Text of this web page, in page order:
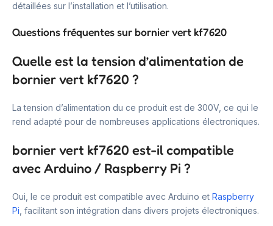
détaillées sur l’installation et l’utilisation.
Questions fréquentes sur bornier vert kf7620
Quelle est la tension d’alimentation de
bornier vert kf7620 ?
La tension d’alimentation du ce produit est de 300V, ce qui le
rend adapté pour de nombreuses applications électroniques.
bornier vert kf7620 est-il compatible
avec Arduino / Raspberry Pi ?
Oui, le ce produit est compatible avec Arduino et Raspberry
Pi , facilitant son intégration dans divers projets électroniques.